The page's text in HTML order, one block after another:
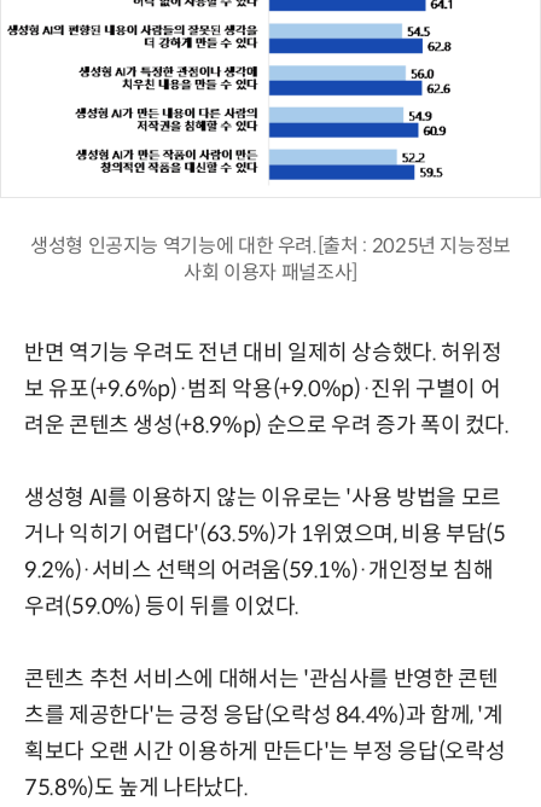
생성형 인공지능 역기능에 대한 우려.[출처 : 2025년 지능정보
사회 이용자 패널조사]
반면 역기능 우려도 전년 대비 일제히 상승했다. 허위정
보 유포(+9.6%p)·범죄 악용(+9.0%p)·진위 구별이 어
려운 콘텐츠 생성(+8.9%p) 순으로 우려 증가 폭이 컸다.
생성형 AI를 이용하지 않는 이유로는 '사용 방법을 모르
거나 익히기 어렵다'(63.5%)가 1위였으며, 비용 부담(5
9.2%)·서비스 선택의 어려움(59.1%)·개인정보 침해
우려(59.0%) 등이 뒤를 이었다.
콘텐츠 추천 서비스에 대해서는 '관심사를 반영한 콘텐
츠를 제공한다'는 긍정 응답(오락성 84.4%)과 함께, '계
획보다 오랜 시간 이용하게 만든다'는 부정 응답(오락성
75.8%)도 높게 나타났다.